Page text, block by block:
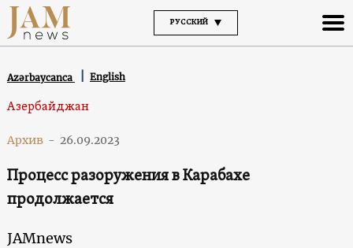
РУССКИЙ
Azərbaycanca English
Азербайджан
Архив - 26.09.2023
Процесс разоружения в Карабахе
продолжается
JAMnews